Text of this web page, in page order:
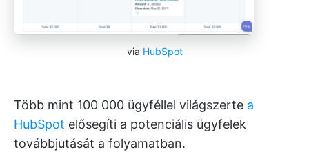
via HubSpot
Több mint 100 000 ügyféllel világszerte a
HubSpot elősegíti a potenciális ügyfelek
továbbjutását a folyamatban.